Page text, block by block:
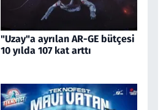
"Uzay"a ayrılan AR-GE bütçesi
10 yılda 107 kat arttı